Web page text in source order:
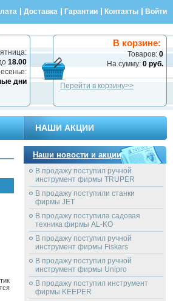
Доставка Гарантии Контакты Войти
В корзине:
Товаров: 0
На сумму: 0 руб.
Перейти в корзину>>
18.00
дни
НАШИ АКЦИИ
Наши новости и акции
В продажу поступил ручной
инструмент фирмы TRUPER
В продажу поступили станки
фирмы JET
В продажу поступила садовая
техника фирмы AL-KO
В продажу поступил ручной
инструмент фирмы Fiskars
В продажу поступил ручной
инструмент фирмы Unipro
В продажу поступил инструмент
фирмы KEEPER